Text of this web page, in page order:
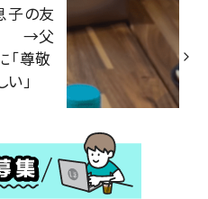
子の友
→父
「尊敬
」